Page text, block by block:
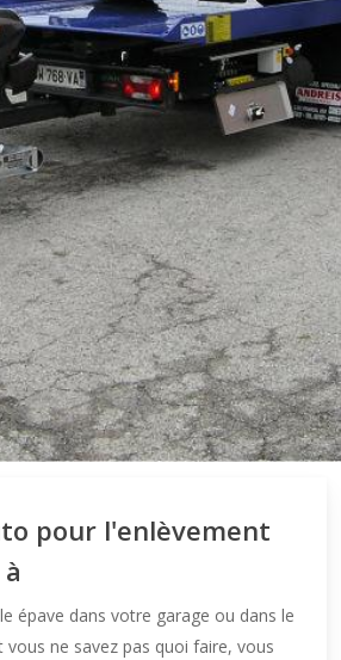
pour l'enlèvement
épave dans votre garage ou dans le
vous ne savez pas quoi faire, vous